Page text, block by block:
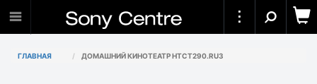
ГЛАВНАЯ ДОМАШНИЙ КИНОТЕАТР HTCT290.RU3